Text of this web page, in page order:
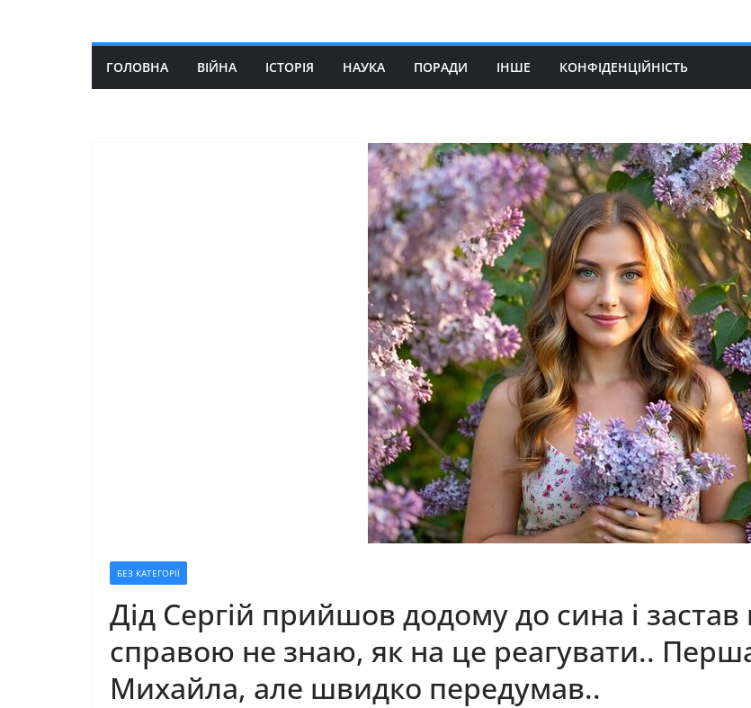
ГОЛОВНА ВІЙНА ІСТОРІЯ НАУКА ПОРАДИ ІНШЕ КОНФІДЕНЦІЙНІСТЬ
БЕЗ КАТЕГОРІЇ
Дід Сергій прийшов додому до сина і застав
справою не знаю, як на це реагувати..
Михайла, але швидко передумав..